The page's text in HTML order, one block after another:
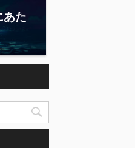
あた